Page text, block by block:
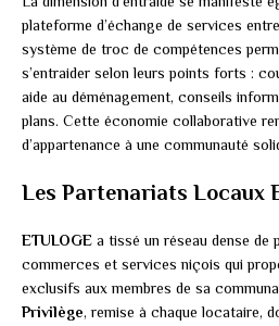
plateforme d’échange de services
système de troc de compétences
s’entraider selon leurs points forts :
aide au déménagement, conseils
plans. Cette économie collaborative
d’appartenance à une communauté
Les Partenariats Locaux
ETULOGE a tissé un réseau dense de
commerces et services niçois qui
exclusifs aux membres de sa
Privilège, remise à chaque locataire,